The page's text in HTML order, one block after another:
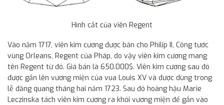
Hình cắt của viên Regent
Vào năm 1717, viên kim cương được bán cho Philip II, Công tước
vùng Orleans, Regent của Pháp, do vậy viên kim cương mang
tên Regent từ đó. Giá bán là 650.000$. Viên kim cương sau đó
được gắn lên vương miện của vua Louis XV và được dùng trong
lễ đăng quang tháng hai năm 1723. Sau đó hoàng hậu Marie
Leczinska tách viên kim cương ra khỏi vương miện để gắn vào